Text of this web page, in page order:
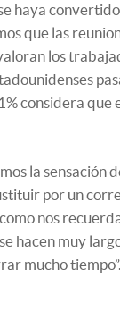
haya
que las
los
considera que
la sensación
por un
nos
hacen muy
mucho tiempo”.